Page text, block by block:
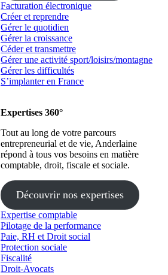
Facturation électronique
Créer et reprendre
Gérer le quotidien
Gérer la croissance
Céder et transmettre
Gérer une activité sport/loisirs/montagne
Gérer les difficultés
S’implanter en France
Expertises 360°
Tout au long de votre parcours
entrepreneurial et de vie, Anderlaine
répond à tous vos besoins en matière
comptable, droit, fiscale et sociale.
Découvrir nos expertises
Expertise comptable
Pilotage de la performance
Paie, RH et Droit social
Protection sociale
Fiscalité
Droit-Avocats